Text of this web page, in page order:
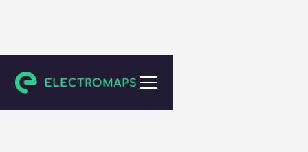
Washington County